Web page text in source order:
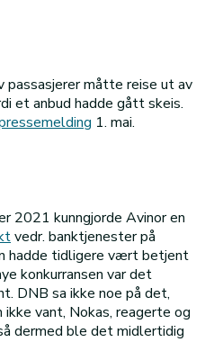
passasjerer måtte reise ut av
et anbud hadde gått skeis.
1. mai.
2021 kunngjorde Avinor en
vedr. banktjenester på
hadde tidligere vært betjent
konkurransen var det
DNB sa ikke noe på det,
vant, Nokas, reagerte og
dermed ble det midlertidig